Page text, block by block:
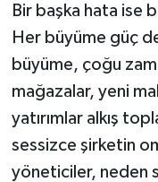
Bir başka hata ise
Her büyüme güç
büyüme, çoğu
mağazalar, yeni
yatırımlar alkış
sessizce şirketin
yöneticiler, neden